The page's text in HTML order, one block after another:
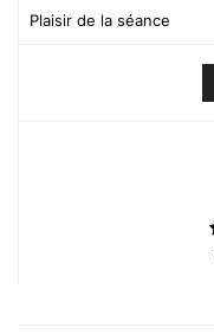
Plaisir de la séance